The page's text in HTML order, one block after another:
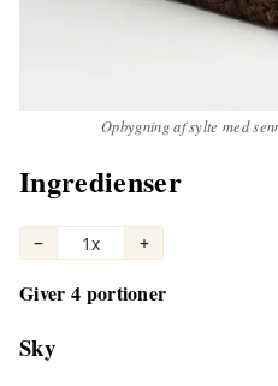
Opbygning af sylte med
Ingredienser
− 1x +
Giver 4 portioner
Sky